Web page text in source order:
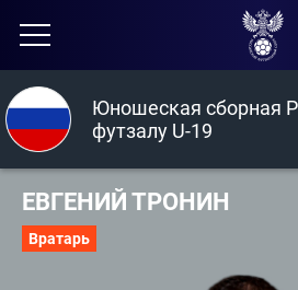
Юношеская сборная
футзалу U-19
ЕВГЕНИЙ ТРОНИН
Вратарь